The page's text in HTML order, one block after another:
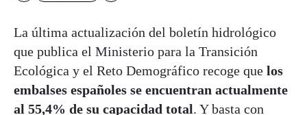
La última actualización del boletín hidrológico
que publica el Ministerio para la Transición
Ecológica y el Reto Demográfico recoge que los
embalses españoles se encuentran actualmente
al 55,4% de su capacidad total. Y basta con